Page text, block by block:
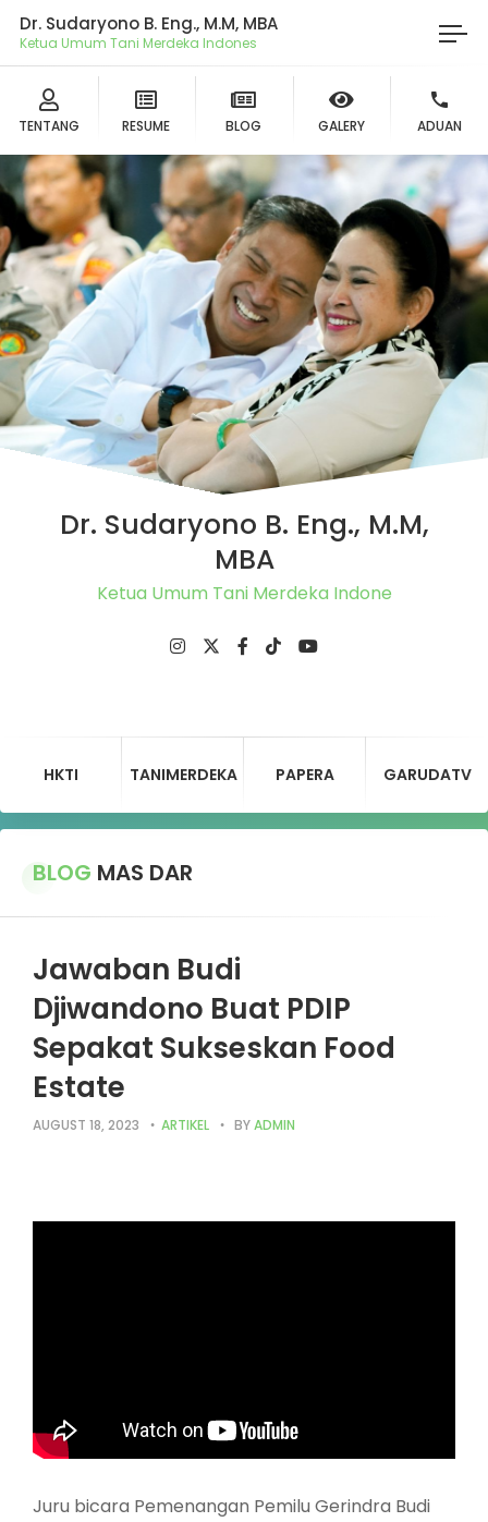
Dr. Sudaryono B. Eng., M.M, MBA
TENTANG RESUME BLOG GALERY ADUAN
Dr. Sudaryono B. Eng., M.M,
MBA
HKTI TANIMERDEKA PAPERA GARUDATV
BLOG MAS DAR
Jawaban Budi
Djiwandono Buat PDIP
Sepakat Sukseskan Food
Estate
AUGUST 18, 2023 ARTIKEL BYADMIN
Juru bicara Pemenangan Pemilu Gerindra Budi